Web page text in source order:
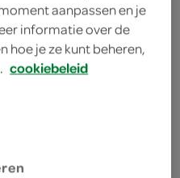
aanpassen en je
informatie over de
hoe je ze kunt beheren,
cookiebeleid